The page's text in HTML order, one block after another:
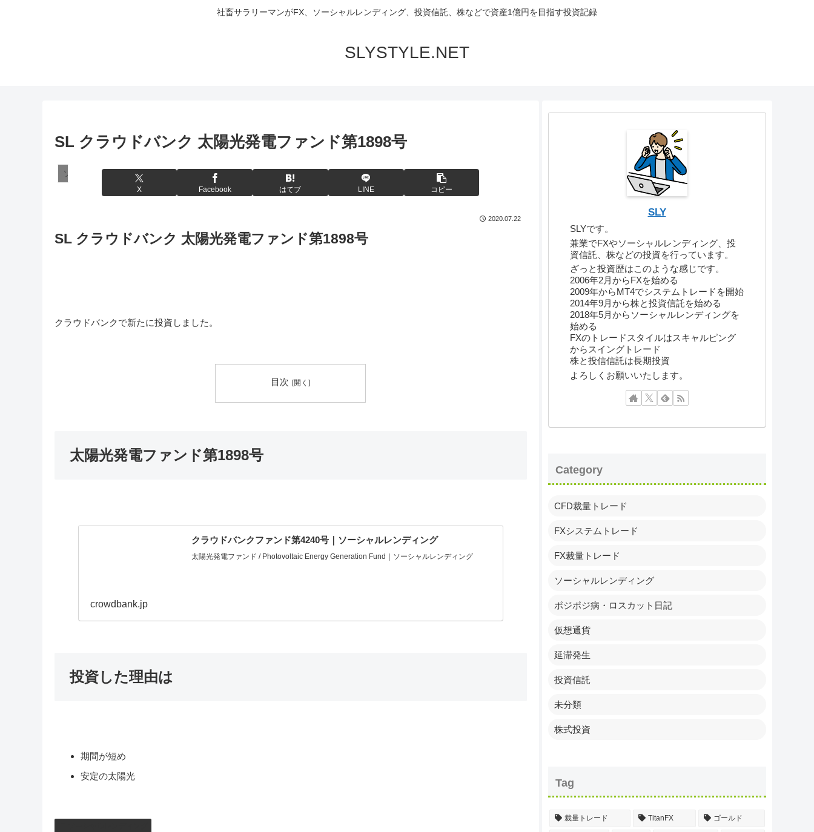
社畜サラリーマンがFX、ソーシャルレンディング、投資信託、株などで資産1億円を目指す投資記録
SLYSTYLE.NET
SL クラウドバンク 太陽光発電ファンド第1898号
ソーシャルレンディング
X Facebook はてブ LINE コピー
2020.07.22
SL クラウドバンク 太陽光発電ファンド第1898号
クラウドバンクで新たに投資しました。
目次
太陽光発電ファンド第1898号
クラウドバンクファンド第4240号｜ソーシャルレンディング
太陽光発電ファンド / Photovoltaic Energy Generation Fund｜ソーシャルレンディング
crowdbank.jp
投資した理由は
期間が短め
安定の太陽光
SLY
SLYです。
兼業でFXやソーシャルレンディング、投
資信託、株などの投資を行っています。
ざっと投資歴はこのような感じです。
2006年2月からFXを始める
2009年からMT4でシステムトレードを開始
2014年9月から株と投資信託を始める
2018年5月からソーシャルレンディングを
始める
FXのトレードスタイルはスキャルピング
からスイングトレード
株と投信信託は長期投資
よろしくお願いいたします。
Category
CFD裁量トレード
FXシステムトレード
FX裁量トレード
ソーシャルレンディング
ポジポジ病・ロスカット日記
仮想通貨
延滞発生
投資信託
未分類
株式投資
Tag
裁量トレード TitanFX ゴールド